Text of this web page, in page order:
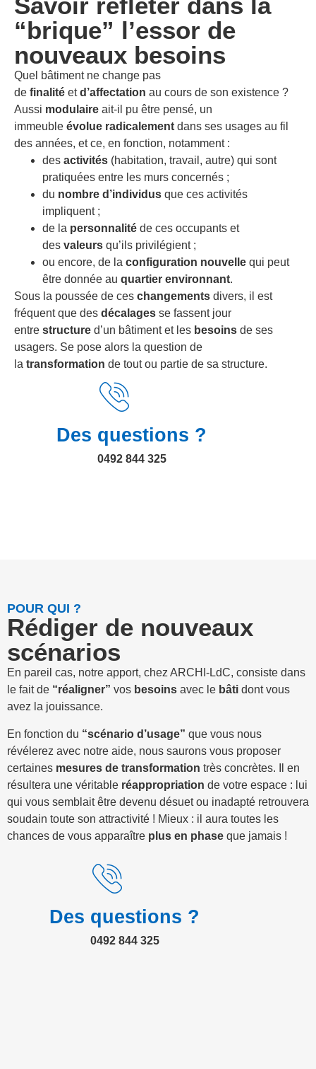
Savoir refléter dans la
“brique” l’essor de
nouveaux besoins
Quel bâtiment ne change pas
de finalité etd’affectation au cours de son existence ?
Aussi modulaire ait-il pu être pensé, un
immeuble évolue radicalement dans ses usages au fil
des années, et ce, en fonction, notamment :
des activités (habitation, travail, autre) qui sont
pratiquées entre les murs concernés ;
du nombre d’individus que ces activités
impliquent ;
de la personnalité de ces occupants et
des valeurs qu’ils privilégient ;
ou encore, de la configuration nouvelle qui peut
être donnée au quartier environnant.
Sous la poussée de ces changements divers, il est
fréquent que des décalages se fassent jour
entre structure d’un bâtiment et les besoins de ses
usagers. Se pose alors la question de
la transformation de tout ou partie de sa structure.
Des questions ?
0492 844 325
POUR QUI ?
Rédiger de nouveaux
scénarios
En pareil cas, notre apport, chez ARCHI-LdC, consiste dans
le fait de “réaligner” vos besoins avec le bâti dont vous
avez la jouissance.
En fonction du “scénario d’usage” que vous nous
révélerez avec notre aide, nous saurons vous proposer
certaines mesures de transformation très concrètes. Il en
résultera une véritable réappropriation de votre espace : lui
qui vous semblait être devenu désuet ou inadapté retrouvera
soudain toute son attractivité ! Mieux : il aura toutes les
chances de vous apparaître plus en phase que jamais !
Des questions ?
0492 844 325